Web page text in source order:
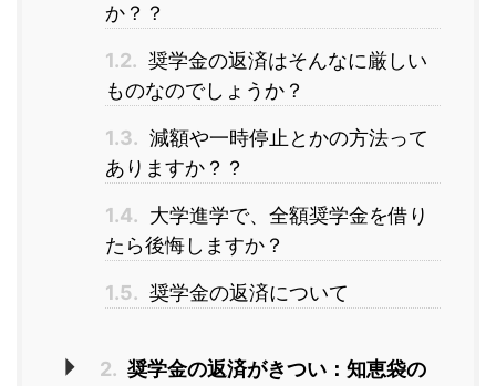
か？？
1.2. 奨学金の返済はそんなに厳しい
ものなのでしょうか？
1.3. 減額や一時停止とかの方法って
ありますか？？
1.4. 大学進学で、全額奨学金を借り
たら後悔しますか？
1.5. 奨学金の返済について
2. 奨学金の返済がきつい：知恵袋の